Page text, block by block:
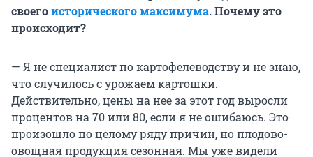
своегоисторического максимума. Почему это
происходит?
— Я не специалист по картофелеводству и не знаю,
что случилось с урожаем картошки.
Действительно, цены на нее за этот год выросли
процентов на 70 или 80, если я не ошибаюсь. Это
произошло по целому ряду причин, но плодово-
овощная продукция сезонная. Мы уже видели